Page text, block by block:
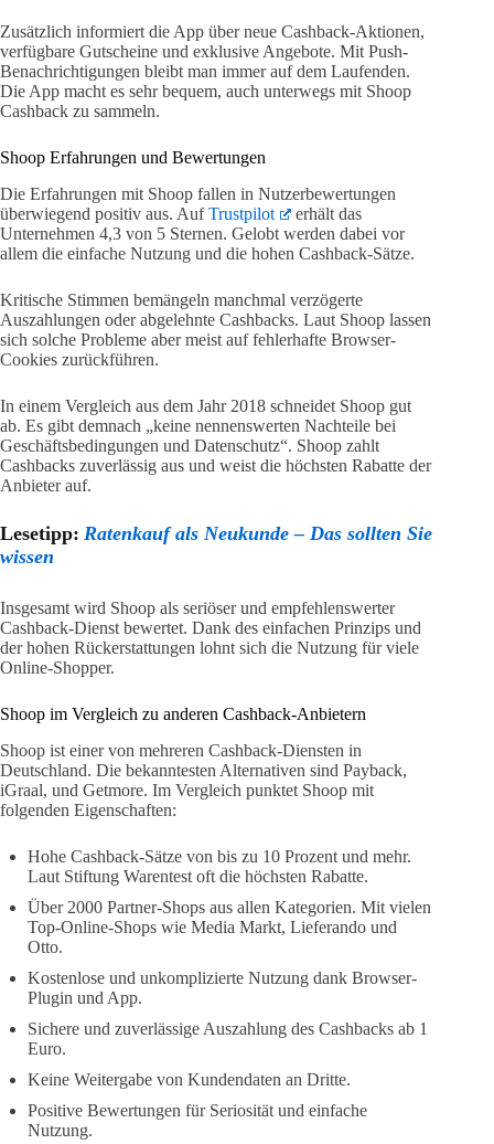
Zusätzlich informiert die App über neue Cashback-Aktionen,
verfügbare Gutscheine und exklusive Angebote. Mit Push-
Benachrichtigungen bleibt man immer auf dem Laufenden.
Die App macht es sehr bequem, auch unterwegs mit Shoop
Cashback zu sammeln.
Shoop Erfahrungen und Bewertungen
Die Erfahrungen mit Shoop fallen in Nutzerbewertungen
überwiegend positiv aus. AufTrustpilot
erhält das
Unternehmen 4,3 von 5 Sternen. Gelobt werden dabei vor
allem die einfache Nutzung und die hohen Cashback-Sätze.
Kritische Stimmen bemängeln manchmal verzögerte
Auszahlungen oder abgelehnte Cashbacks. Laut Shoop lassen
sich solche Probleme aber meist auf fehlerhafte Browser-
Cookies zurückführen.
In einem Vergleich aus dem Jahr 2018 schneidet Shoop gut
ab. Es gibt demnach „keine nennenswerten Nachteile bei
Geschäftsbedingungen und Datenschutz“. Shoop zahlt
Cashbacks zuverlässig aus und weist die höchsten Rabatte der
Anbieter auf.
Lesetipp: Ratenkauf als Neukunde – Das sollten Sie
wissen
Insgesamt wird Shoop als seriöser und empfehlenswerter
Cashback-Dienst bewertet. Dank des einfachen Prinzips und
der hohen Rückerstattungen lohnt sich die Nutzung für viele
Online-Shopper.
Shoop im Vergleich zu anderen Cashback-Anbietern
Shoop ist einer von mehreren Cashback-Diensten in
Deutschland. Die bekanntesten Alternativen sind Payback,
iGraal, und Getmore. Im Vergleich punktet Shoop mit
folgenden Eigenschaften:
Hohe Cashback-Sätze von bis zu 10 Prozent und mehr.
Laut Stiftung Warentest oft die höchsten Rabatte.
Über 2000 Partner-Shops aus allen Kategorien. Mit vielen
Top-Online-Shops wie Media Markt, Lieferando und
Otto.
Kostenlose und unkomplizierte Nutzung dank Browser-
Plugin und App.
Sichere und zuverlässige Auszahlung des Cashbacks ab 1
Euro.
Keine Weitergabe von Kundendaten an Dritte.
Positive Bewertungen für Seriosität und einfache
Nutzung.